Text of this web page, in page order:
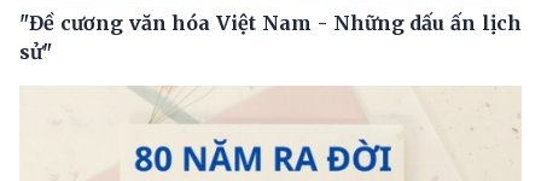
"Đề cương văn hóa Việt Nam - Những dấu ấn lịch
sử"